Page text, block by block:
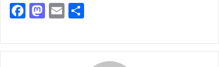
F
c
e
M
st
o
E
ai
l
ar
e